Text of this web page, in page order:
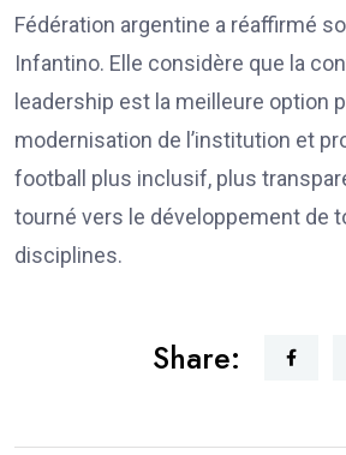
Fédération argentine a réaffirmé
Infantino. Elle considère que la
leadership est la meilleure option
modernisation de l’institution et
football plus inclusif, plus
tourné vers le développement de
disciplines.
Share: